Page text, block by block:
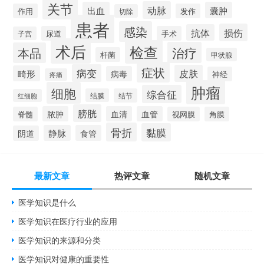
作用 关节 出血 切除 动脉 发作 囊肿
子宫 尿道 患者 感染 手术 抗体 损伤
本品 术后 杆菌 检查 治疗 甲状腺
畸形 疼痛 病变 病毒 症状 皮肤 神经
红细胞 细胞 结膜 结节 综合征 肿瘤
脊髓 脓肿 膀胱 血清 血管 视网膜 角膜
阴道 静脉 食管 骨折 黏膜
最新文章 热评文章 随机文章
医学知识是什么
医学知识在医疗行业的应用
医学知识的来源和分类
医学知识对健康的重要性